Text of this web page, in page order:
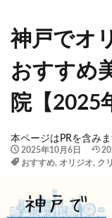
神戸でオ
おすすめ
院【2025
本ページはPRを含みま
2025年10月6日
おすすめ, オリジオ, ク